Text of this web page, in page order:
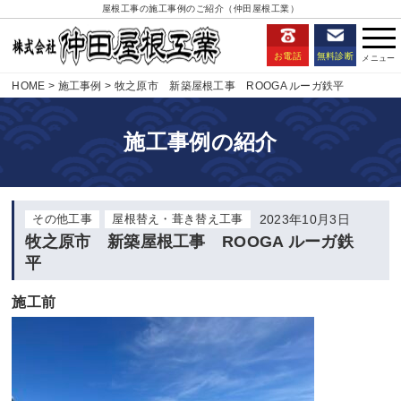
屋根工事の施工事例のご紹介（仲田屋根工業）
お電話 無料診断
HOME 施工事例 牧之原市 新築屋根工事 ROOGA ルーガ鉄平
施工事例の紹介
その他工事 屋根替え・葺き替え工事 2023年10月3日
牧之原市 新築屋根工事 ROOGA ルーガ鉄
平
施工前